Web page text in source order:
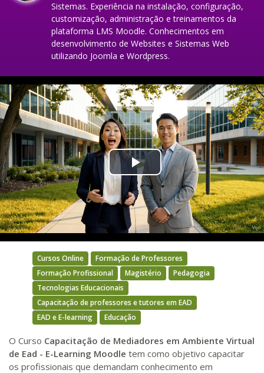
Sistemas. Experiência na instalação, configuração,
customização, administração e treinamentos da
plataforma LMS Moodle. Conhecimentos em
desenvolvimento de Websites e Sistemas Web
utilizando Joomla e Wordpress.
Play
Video
Cursos Online
Formação de Professores
Formação Profissional
Magistério
Pedagogia
Tecnologias Educacionais
Capacitação de professores e tutores em EAD
EAD e E-learning
Educação
O Curso Capacitação de Mediadores em Ambiente Virtual
de Ead - E-Learning Moodle tem como objetivo capacitar
os profissionais que demandam conhecimento em